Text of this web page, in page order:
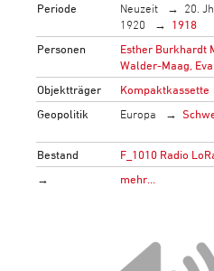
Periode Neuzeit 20. Jh.
1920
1918
Personen
Esther Burkhardt
Walder-Maag,
Objektträger
Kompaktkassette
Geopolitik
Europa
Bestand
F_1010 Radio
→
mehr…